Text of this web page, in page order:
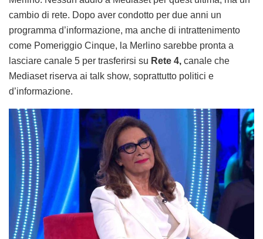
cambio di rete. Dopo aver condotto per due anni un
programma d’informazione, ma anche di intrattenimento
come Pomeriggio Cinque, la Merlino sarebbe pronta a
lasciare canale 5 per trasferirsi su Rete 4, canale che
Mediaset riserva ai talk show, soprattutto politici e
d’informazione.